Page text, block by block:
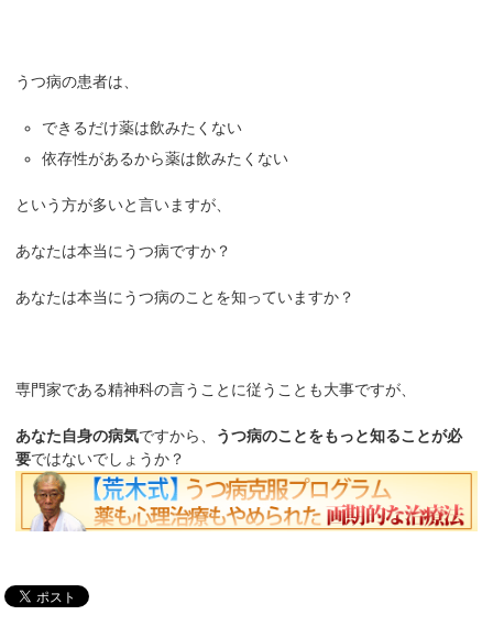
うつ病の患者は、
できるだけ薬は飲みたくない
依存性があるから薬は飲みたくない
という方が多いと言いますが、
あなたは本当にうつ病ですか？
あなたは本当にうつ病のことを知っていますか？
専門家である精神科の言うことに従うことも大事ですが、
あなた自身の病気ですから、 うつ病のことをもっと知ることが必
要ではないでしょうか？